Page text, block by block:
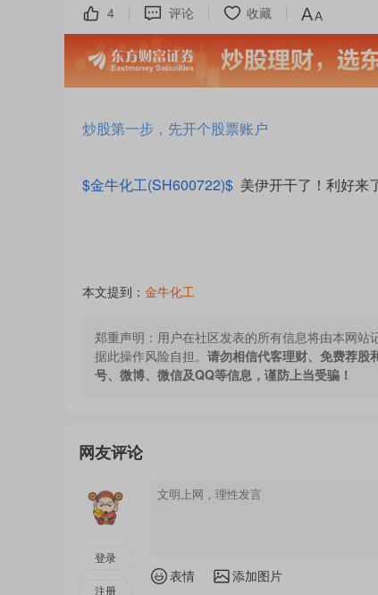
4
评论 收藏
炒股第一步，先开个股票账户
$金牛化工(SH600722)$ 美伊开干了！利好来
本文提到： 金牛化工
郑重声明： 用户在社区发表的所有信息将由本网站
据此操作风险自担。 请勿相信代客理财、免费荐股
号、微博、微信及QQ等信息，谨防上当受骗！
网友评论
登录
注册
表情 添加图片